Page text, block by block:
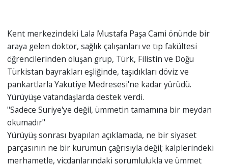
Kent merkezindeki Lala Mustafa Paşa Cami önünde bir
araya gelen doktor, sağlık çalışanları ve tıp fakültesi
öğrencilerinden oluşan grup, Türk, Filistin ve Doğu
Türkistan bayrakları eşliğinde, taşıdıkları döviz ve
pankartlarla Yakutiye Medresesi'ne kadar yürüdü.
Yürüyüşe vatandaşlarda destek verdi.
"Sadece Suriye'ye değil, ümmetin tamamına bir meydan
okumadır"
Yürüyüş sonrası byapılan açıklamada, ne bir siyaset
parçasının ne bir kurumun çağrısıyla değil; kalplerindeki
merhametle, vicdanlarındaki sorumlulukla ve ümmet